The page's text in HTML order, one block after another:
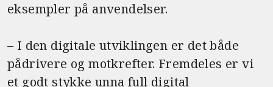
eksempler på anvendelser.
– I den digitale utviklingen er det både
pådrivere og motkrefter. Fremdeles er vi
et godt stykke unna full digital